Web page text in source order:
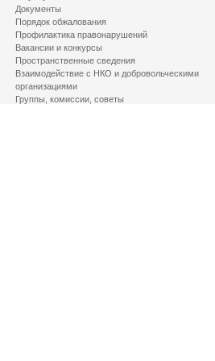
Документы
Порядок обжалования
Профилактика правонарушений
Вакансии и конкурсы
Пространственные сведения
Взаимодействие с НКО и добровольческими
организациями
Группы, комиссии, советы